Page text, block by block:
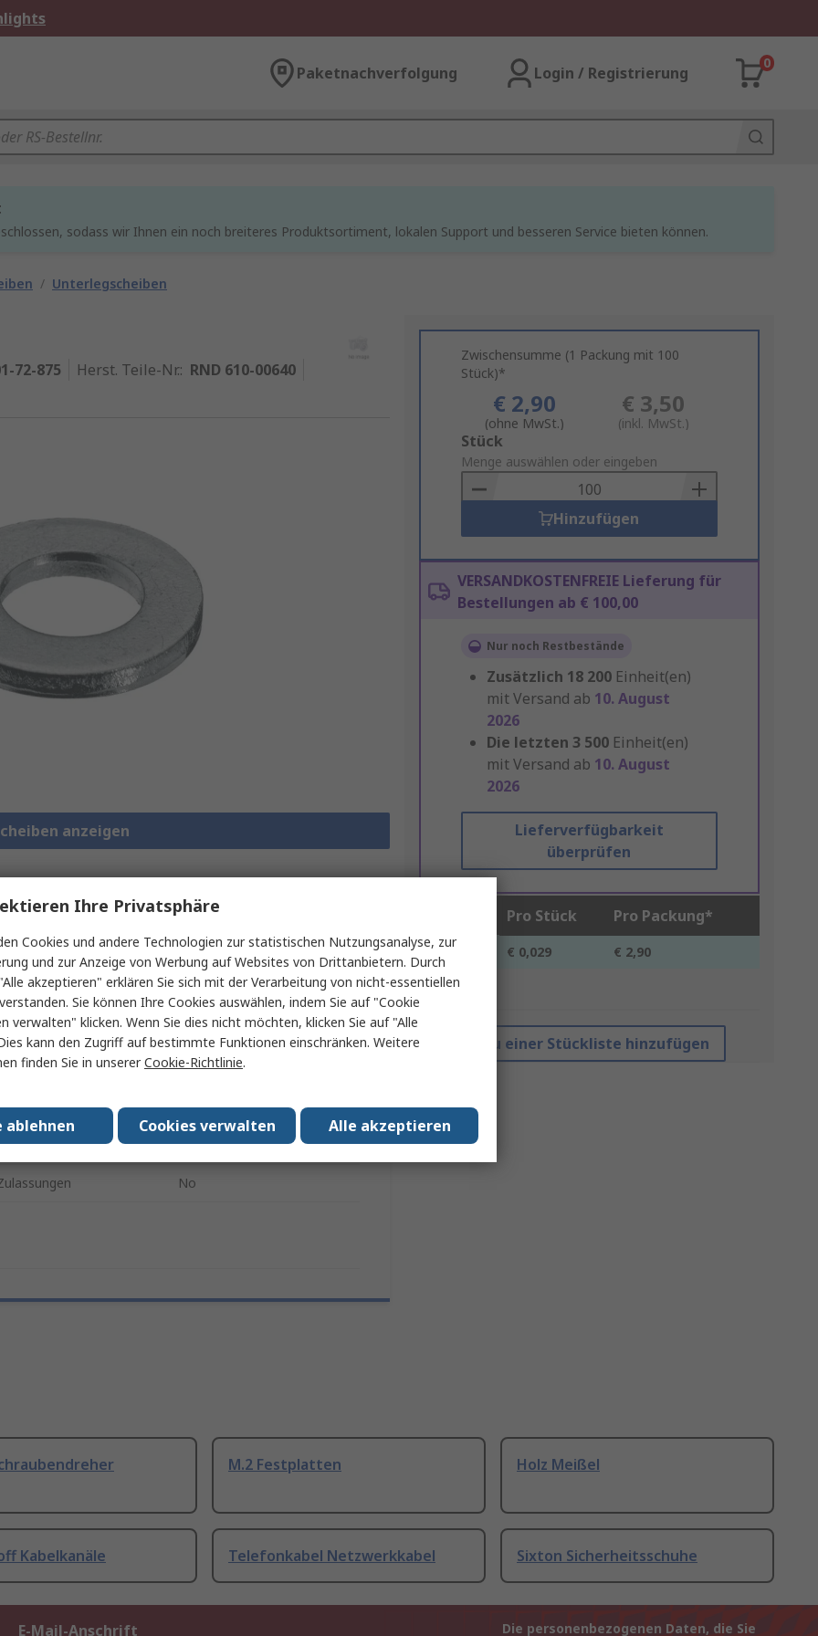
Paketnachverfolgung Login / Registrierung
0
sodass wir Ihnen ein noch breiteres Produktsortiment, lokalen Support und besseren Service bieten können.
/ Unterlegscheiben
72-875 Herst. Teile-Nr.: RND 610-00640
anzeigen
Zwischensumme (1 Packung mit 100
Stück)*
€ 2,90
(ohne MwSt.)
€ 3,50
(inkl. MwSt.)
Add
to
Basket
Stück
Menge auswählen oder eingeben
Hinzufügen
VERSANDKOSTENFREIE Lieferung für
Bestellungen ab € 100,00
Nur noch Restbestände
Zusätzlich 18 200 Einheit(en)
mit Versand ab 10. August
2026
Die letzten 3 500 Einheit(en)
mit Versand ab 10. August
2026
Lieferverfügbarkeit
überprüfen
Pro Stück Pro Packung*
100 + € 0,029 € 2,90
*Richtpreis
Zu einer Stückliste hinzufügen
Anforderungen
oder mehrere Eigenschaften auswählen.
Wert
RND
Unterlegscheiben
No
M.2 Festplatten Holz Meißel
Kabelkanäle Telefonkabel Netzwerkkabel Sixton Sicherheitsschuhe
E-Mail-Anschrift Die personenbezogenen Daten, die Sie
Ihre Privatsphäre
Cookies und andere Technologien zur statistischen Nutzungsanalyse, zur
und zur Anzeige von Werbung auf Websites von Drittanbietern. Durch
akzeptieren" erklären Sie sich mit der Verarbeitung von nicht-essentiellen
Sie können Ihre Cookies auswählen, indem Sie auf "Cookie
verwalten" klicken. Wenn Sie dies nicht möchten, klicken Sie auf "Alle
kann den Zugriff auf bestimmte Funktionen einschränken. Weitere
finden Sie in unsererCookie-Richtlinie.
Alle akzeptieren
Cookies verwalten
ablehnen